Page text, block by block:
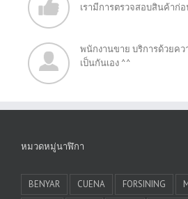
เรามีการตรวจสอบสินค้าก่
พนักงานขาย บริการด้วยคว
เป็นกันเอง ^^
หมวดหมู่นาฬิกา
BENYAR CUENA FORSINING